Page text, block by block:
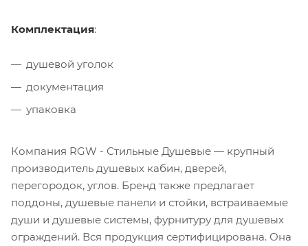
Комплектация:
душевой уголок
документация
упаковка
Компания RGW - Стильные Душевые — крупный
производитель душевых кабин, дверей,
перегородок, углов. Бренд также предлагает
поддоны, душевые панели и стойки, встраиваемые
души и душевые системы, фурнитуру для душевых
ограждений. Вся продукция сертифицирована. Она